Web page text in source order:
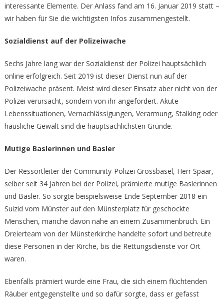
interessante Elemente. Der Anlass fand am 16. Januar 2019 statt –
wir haben für Sie die wichtigsten Infos zusammengestellt.
Sozialdienst auf der Polizeiwache
Sechs Jahre lang war der Sozialdienst der Polizei hauptsächlich
online erfolgreich. Seit 2019 ist dieser Dienst nun auf der
Polizeiwache präsent. Meist wird dieser Einsatz aber nicht von der
Polizei verursacht, sondern von ihr angefordert. Akute
Lebenssituationen, Vernachlässigungen, Verarmung, Stalking oder
häusliche Gewalt sind die hauptsächlichsten Gründe.
Mutige Baslerinnen und Basler
Der Ressortleiter der Community-Polizei Grossbasel, Herr Spaar,
selber seit 34 Jahren bei der Polizei, prämierte mutige Baslerinnen
und Basler. So sorgte beispielsweise Ende September 2018 ein
Suizid vom Münster auf den Münsterplatz für geschockte
Menschen, manche davon nahe an einem Zusammenbruch. Ein
Dreierteam von der Münsterkirche handelte sofort und betreute
diese Personen in der Kirche, bis die Rettungsdienste vor Ort
waren.
Ebenfalls prämiert wurde eine Frau, die sich einem flüchtenden
Räuber entgegenstellte und so dafür sorgte, dass er gefasst